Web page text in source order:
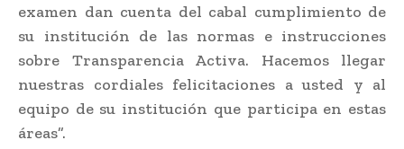
examen dan cuenta del cabal cumplimiento de
su institución de las normas e instrucciones
sobre Transparencia Activa. Hacemos llegar
nuestras cordiales felicitaciones a usted y al
equipo de su institución que participa en estas
áreas”.